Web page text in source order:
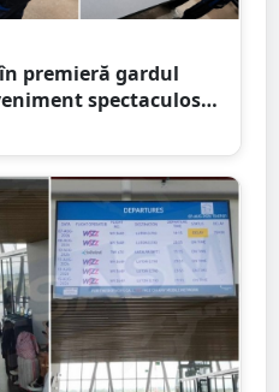
în premieră gardul
spectaculos